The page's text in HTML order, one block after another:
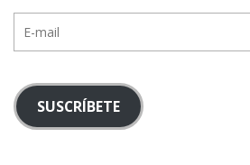
mail
SUSCRÍBETE